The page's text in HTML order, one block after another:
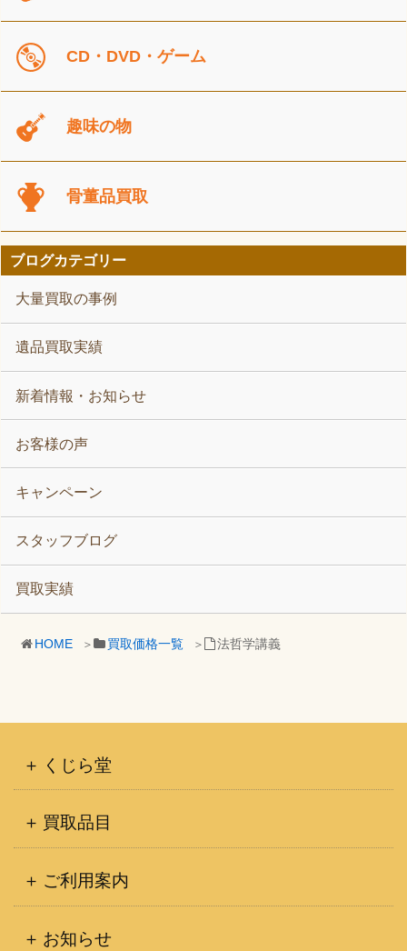
HOME 買取価格一覧 法哲学講義
CD・DVD・ゲーム
趣味の物
骨董品買取
ブログカテゴリー
大量買取の事例
遺品買取実績
新着情報・お知らせ
お客様の声
キャンペーン
スタッフブログ
買取実績
くじら堂
買取品目
ご利用案内
お知らせ